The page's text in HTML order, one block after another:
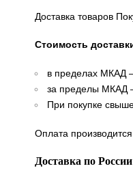
Доставка товаров
Стоимость
в пределах МКАД
за пределы МКАД
При покупке
Оплата
Доставка по России